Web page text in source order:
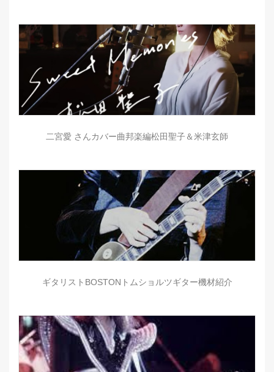
二宮愛 さんカバー曲邦楽編松田聖子＆米津玄師
ギタリストBOSTONトムショルツギター機材紹介